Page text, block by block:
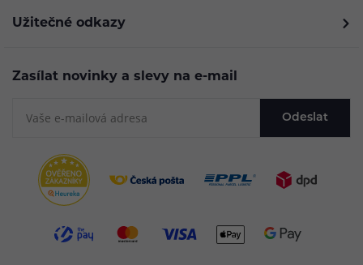
Užitečné odkazy
Zasílat novinky a slevy na e-mail
Odeslat